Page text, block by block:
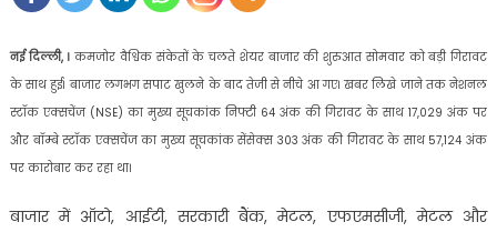
नई दिल्ली, । कमजोर वैश्विक संकेतों के चलते शेयर बाजार की शुरुआत सोमवार को बड़ी गिरावट
के साथ हुई। बाजार लगभग सपाट खुलने के बाद तेजी से नीचे आ गए। खबर लिखे जाने तक नेशनल
स्टॉक एक्सचेंज (NSE) का मुख्य सूचकांक निफ्टी 64 अंक की गिरावट के साथ 17,029 अंक पर
और बॉम्बे स्टॉक एक्सचेंज का मुख्य सूचकांक सेंसेक्स 303 अंक की गिरावट के साथ 57,124 अंक
पर कारोबार कर रहा था।
बाजार में ऑटो, आईटी, सरकारी बैंक, मेटल, एफएमसीजी, मेटल और